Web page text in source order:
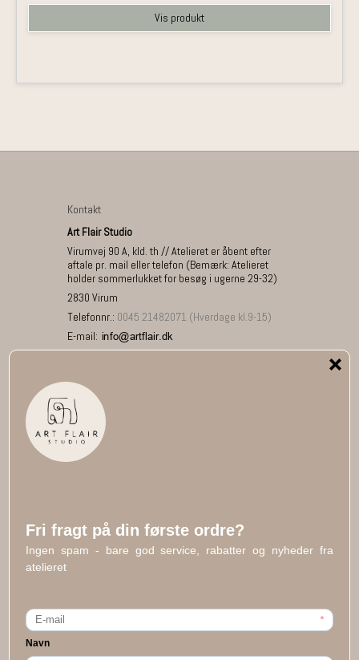
Vis produkt
Kontakt
Art Flair Studio
Virumvej 90 A, kld. th // Atelieret er åbent efter
aftale pr. mail eller telefon (Bemærk: Atelieret
holder sommerlukket for besøg i ugerne 29-32)
2830 Virum
Telefonnr.: 0045 21482071 (Hverdage kl.9-15)
E-mail:
ART FLAIR på Pinterest
Facebook
Youtube